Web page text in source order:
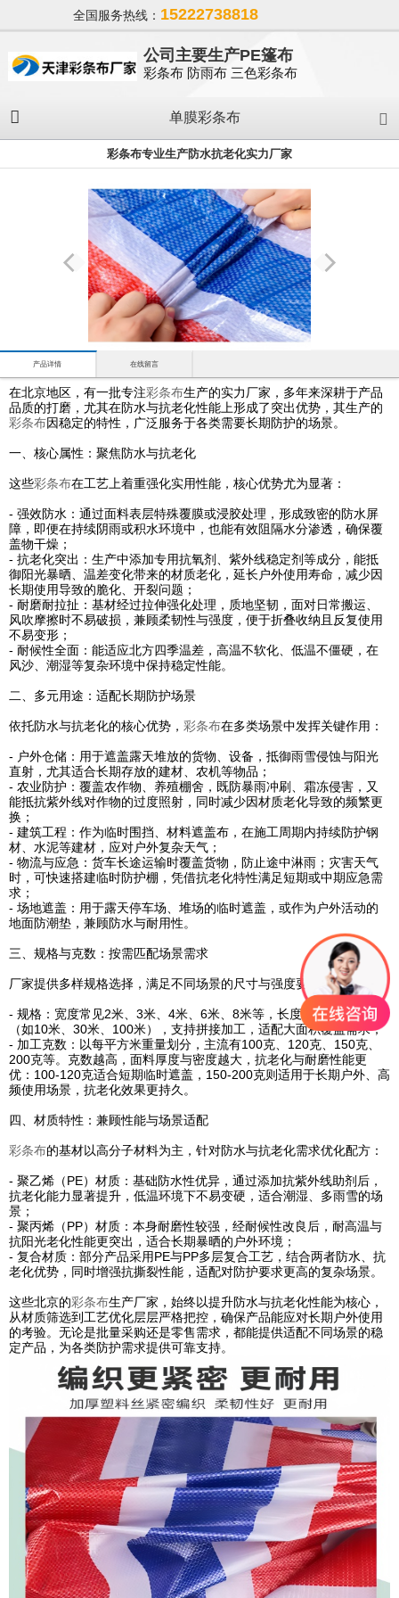
全国服务热线： 15222738818
公司主要生产PE篷布
彩条布 防雨布 三色彩条布
单膜彩条布
彩条布专业生产防水抗老化实力厂家
产品详情 在线留言
在北京地区，有一批专注彩条布生产的实力厂家，多年来深耕于产品
品质的打磨，尤其在防水与抗老化性能上形成了突出优势，其生产的
彩条布因稳定的特性，广泛服务于各类需要长期防护的场景。
一、核心属性：聚焦防水与抗老化
这些彩条布在工艺上着重强化实用性能，核心优势尤为显著：
- 强效防水：通过面料表层特殊覆膜或浸胶处理，形成致密的防水屏
障，即便在持续阴雨或积水环境中，也能有效阻隔水分渗透，确保覆
盖物干燥；
- 抗老化突出：生产中添加专用抗氧剂、紫外线稳定剂等成分，能抵
御阳光暴晒、温差变化带来的材质老化，延长户外使用寿命，减少因
长期使用导致的脆化、开裂问题；
- 耐磨耐拉扯：基材经过拉伸强化处理，质地坚韧，面对日常搬运、
风吹摩擦时不易破损，兼顾柔韧性与强度，便于折叠收纳且反复使用
不易变形；
- 耐候性全面：能适应北方四季温差，高温不软化、低温不僵硬，在
风沙、潮湿等复杂环境中保持稳定性能。
二、多元用途：适配长期防护场景
依托防水与抗老化的核心优势， 彩条布在多类场景中发挥关键作用：
- 户外仓储：用于遮盖露天堆放的货物、设备，抵御雨雪侵蚀与阳光
直射，尤其适合长期存放的建材、农机等物品；
- 农业防护：覆盖农作物、养殖棚舍，既防暴雨冲刷、霜冻侵害，又
能抵抗紫外线对作物的过度照射，同时减少因材质老化导致的频繁更
换；
- 建筑工程：作为临时围挡、材料遮盖布，在施工周期内持续防护钢
材、水泥等建材，应对户外复杂天气；
- 物流与应急：货车长途运输时覆盖货物，防止途中淋雨；灾害天气
时，可快速搭建临时防护棚，凭借抗老化特性满足短期或中期应急需
求；
- 场地遮盖：用于露天停车场、堆场的临时遮盖，或作为户外活动的
地面防潮垫，兼顾防水与耐用性。
三、规格与克数：按需匹配场景需求
厂家提供多样规格选择，满足不同场景的尺寸与强度要求：
- 规格：宽度常见2米、3米、4米、6米、8米等，长度可根据需求定制
（如10米、30米、100米），支持拼接加工，适配大面积覆盖需求；
- 加工克数：以每平方米重量划分，主流有100克、120克、150克、
200克等。克数越高，面料厚度与密度越大，抗老化与耐磨性能更
优：100-120克适合短期临时遮盖，150-200克则适用于长期户外、高
频使用场景，抗老化效果更持久。
四、材质特性：兼顾性能与场景适配
彩条布的基材以高分子材料为主，针对防水与抗老化需求优化配方：
- 聚乙烯（PE）材质：基础防水性优异，通过添加抗紫外线助剂后，
抗老化能力显著提升，低温环境下不易变硬，适合潮湿、多雨雪的场
景；
- 聚丙烯（PP）材质：本身耐磨性较强，经耐候性改良后，耐高温与
抗阳光老化性能更突出，适合长期暴晒的户外环境；
- 复合材质：部分产品采用PE与PP多层复合工艺，结合两者防水、抗
老化优势，同时增强抗撕裂性能，适配对防护要求更高的复杂场景。
这些北京的彩条布生产厂家，始终以提升防水与抗老化性能为核心，
从材质筛选到工艺优化层层严格把控，确保产品能应对长期户外使用
的考验。无论是批量采购还是零售需求，都能提供适配不同场景的稳
定产品，为各类防护需求提供可靠支持。